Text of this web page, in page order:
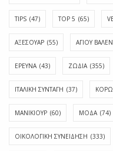
TIPS (47) TOP 5 (65)
ΑΞΕΣΟΥΑΡ (55) ΑΓΊΟΥ
ΕΡΕΥΝΑ (43) ΖΩΔΙΑ (355)
ΙΤΑΛΙΚΗ ΣΥΝΤΑΓΗ (37)
ΜΑΝΙΚΙΟΥΡ (60) ΜΟΔΑ (74)
ΟΙΚΟΛΟΓΙΚΗ ΣΥΝΕΙΔΗΣΗ (333)